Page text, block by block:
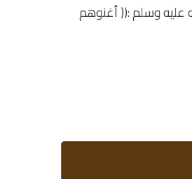
عليه وسلم :(( أغنوهم